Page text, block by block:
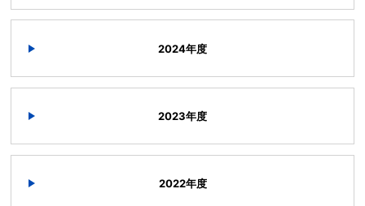
2024年度
2023年度
2022年度